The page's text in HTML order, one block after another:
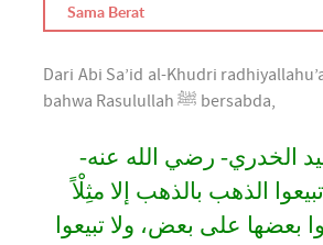
Sama Berat
Dari Abi Sa’id al-Khudri
bahwa Rasulullah ﷺ bersabda,
الخدري- رضي الله عنه-
الذهب بالذهب إلا مثِلْاً
بعضها على بعض، ولا تبيعوا